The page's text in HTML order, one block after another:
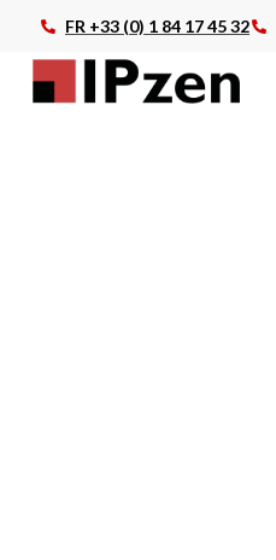
FR +33 (0) 1 84 17 45 32